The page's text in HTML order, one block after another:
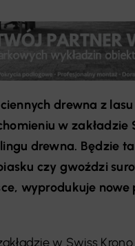
drewna z
w zakładzie
drewna. Będzie
czy gwoździ
wyprodukuje
w Swiss